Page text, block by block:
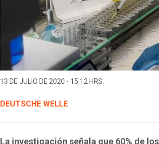
13 DE JULIO DE 2020 - 15:12 HRS.
DEUTSCHE WELLE
La investigación señala que 60% de